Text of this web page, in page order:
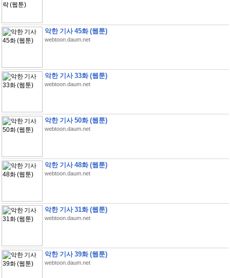
악한 기사 45화 (웹툰)
webtoon.daum.net
악한 기사 33화 (웹툰)
webtoon.daum.net
악한 기사 50화 (웹툰)
webtoon.daum.net
악한 기사 48화 (웹툰)
webtoon.daum.net
악한 기사 31화 (웹툰)
webtoon.daum.net
악한 기사 39화 (웹툰)
webtoon.daum.net